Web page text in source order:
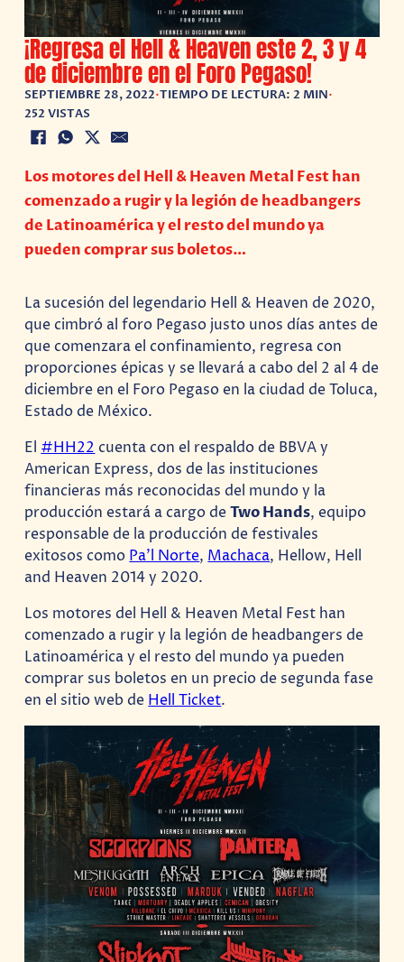
¡Regresa el Hell & Heaven este 2, 3 y 4
de diciembre en el Foro Pegaso!
SEPTIEMBRE 28, 2022•TIEMPO DE LECTURA: 2 MIN•
252 VISTAS
Los motores del Hell & Heaven Metal Fest han
comenzado a rugir y la legión de headbangers
de Latinoamérica y el resto del mundo ya
pueden comprar sus boletos…
La sucesión del legendario Hell & Heaven de 2020,
que cimbró al foro Pegaso justo unos días antes de
que comenzara el confinamiento, regresa con
proporciones épicas y se llevará a cabo del 2 al 4 de
diciembre en el Foro Pegaso en la ciudad de Toluca,
Estado de México.
El #HH22 cuenta con el respaldo de BBVA y
American Express, dos de las instituciones
financieras más reconocidas del mundo y la
producción estará a cargo deTwo Hands, equipo
responsable de la producción de festivales
exitosos como Pa’l Norte, Machaca, Hellow, Hell
and Heaven 2014 y 2020.
Los motores del Hell & Heaven Metal Fest han
comenzado a rugir y la legión de headbangers de
Latinoamérica y el resto del mundo ya pueden
comprar sus boletos en un precio de segunda fase
en el sitio web de Hell Ticket.